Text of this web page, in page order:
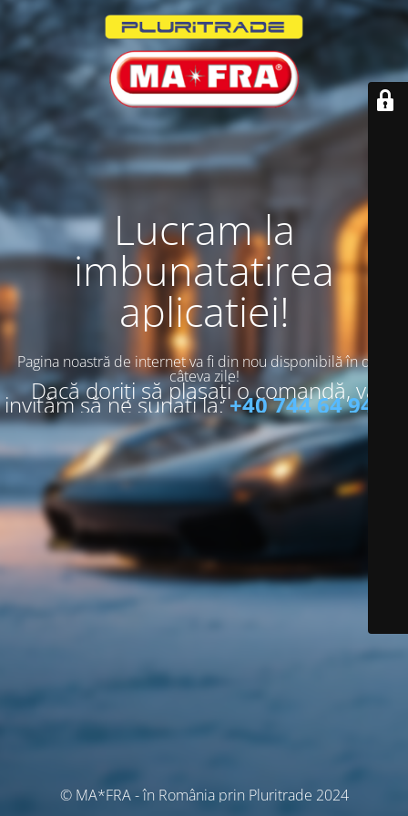
Lucram la
imbunatatirea
aplicatiei!
Pagina noastră de internet va fi din nou disponibilă în doar
câteva zile!
Dacă doriți să plasați o comandă, vă
invităm să ne sunați la:+40 744 64 94 13
© MA*FRA - în România prin Pluritrade 2024